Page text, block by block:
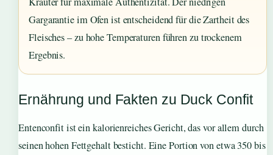
Gargarantie im Ofen ist entscheidend für die Zartheit des
Fleisches – zu hohe Temperaturen führen zu trockenem
Ergebnis.
Ernährung und Fakten zu Duck Confit
Entenconfit ist ein kalorienreiches Gericht, das vor allem durch
seinen hohen Fettgehalt besticht. Eine Portion von etwa 350 bis